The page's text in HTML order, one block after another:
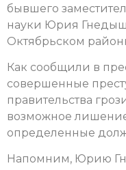
бывшего
науки Юрия
Октябрьском
Как сообщили в
совершенные
правительства
возможное
определенные
Напомним, Юрию